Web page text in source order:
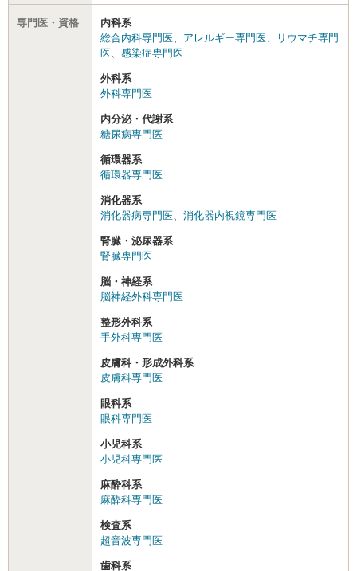
専門医・資格
内科系
総合内科専門医
アレルギー専門医
リウマチ専門
医
感染症専門医
外科系
外科専門医
内分泌・代謝系
糖尿病専門医
循環器系
循環器専門医
消化器系
消化器病専門医
消化器内視鏡専門医
腎臓・泌尿器系
腎臓専門医
脳・神経系
脳神経外科専門医
整形外科系
手外科専門医
皮膚科・形成外科系
皮膚科専門医
眼科系
眼科専門医
小児科系
小児科専門医
麻酔科系
麻酔科専門医
検査系
超音波専門医
歯科系